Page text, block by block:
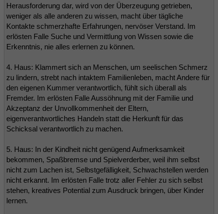
Herausforderung dar, wird von der Überzeugung getrieben,
weniger als alle anderen zu wissen, macht über tägliche
Kontakte schmerzhafte Erfahrungen, nervöser Verstand. Im
erlösten Falle Suche und Vermittlung von Wissen sowie die
Erkenntnis, nie alles erlernen zu können.
4. Haus: Klammert sich an Menschen, um seelischen Schmerz
zu lindern, strebt nach intaktem Familienleben, macht Andere für
den eigenen Kummer verantwortlich, fühlt sich überall als
Fremder. Im erlösten Falle Aussöhnung mit der Familie und
Akzeptanz der Unvollkommenheit der Eltern,
eigenverantwortliches Handeln statt die Herkunft für das
Schicksal verantwortlich zu machen.
5. Haus: In der Kindheit nicht genügend Aufmerksamkeit
bekommen, Spaßbremse und Spielverderber, weil ihm selbst
nicht zum Lachen ist, Selbstgefälligkeit, Schwachstellen werden
nicht erkannt. Im erlösten Falle trotz aller Fehler zu sich selbst
stehen, kreatives Potential zum Ausdruck bringen, über Kinder
lernen.